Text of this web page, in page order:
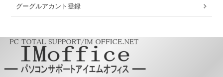
グーグルアカント登録